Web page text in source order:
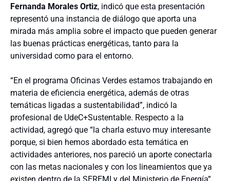
Fernanda Morales Ortiz, indicó que esta presentación
representó una instancia de diálogo que aporta una
mirada más amplia sobre el impacto que pueden generar
las buenas prácticas energéticas, tanto para la
universidad como para el entorno.
“En el programa Oficinas Verdes estamos trabajando en
materia de eficiencia energética, además de otras
temáticas ligadas a sustentabilidad”, indicó la
profesional de UdeC+Sustentable. Respecto a la
actividad, agregó que “la charla estuvo muy interesante
porque, si bien hemos abordado esta temática en
actividades anteriores, nos pareció un aporte conectarla
con las metas nacionales y con los lineamientos que ya